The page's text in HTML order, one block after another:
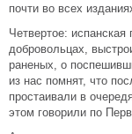
почти во всех
Четвертое:
добровольцах,
раненых, о
из нас помнят, что
простаивали в
этом говорили по